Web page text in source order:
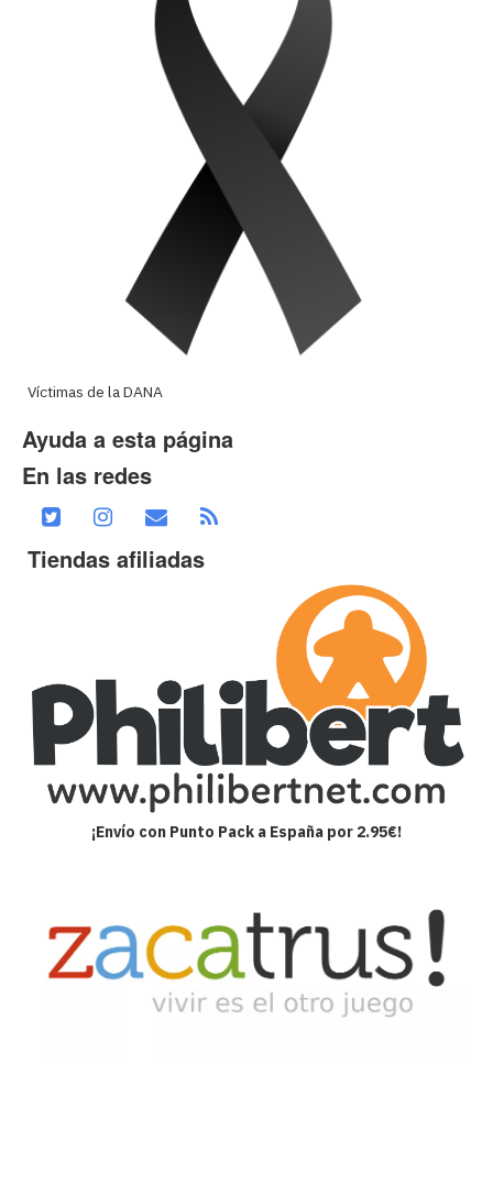
Víctimas de la DANA
Ayuda a esta página
En las redes
Tiendas afiliadas
¡Envío con Punto Pack a España por 2.95€!